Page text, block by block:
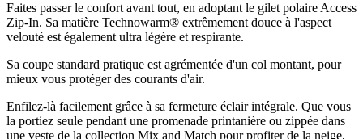
Faites passer le confort avant tout, en adoptant le gilet polaire Access
Zip-In. Sa matière Technowarm® extrêmement douce à l'aspect
velouté est également ultra légère et respirante.
Sa coupe standard pratique est agrémentée d'un col montant, pour
mieux vous protéger des courants d'air.
Enfilez-là facilement grâce à sa fermeture éclair intégrale. Que vous
la portiez seule pendant une promenade printanière ou zippée dans
une veste de la collection Mix and Match pour profiter de la neige,